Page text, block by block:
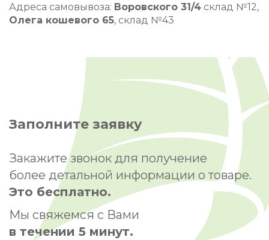
Адреса самовывоза: Воровского 31/4 склад №12,
Олега кошевого 65, склад №43
Заполните заявку
Закажите звонок для получение
более детальной информации о товаре.
Это бесплатно.
Мы свяжемся с Вами
в течении 5 минут.